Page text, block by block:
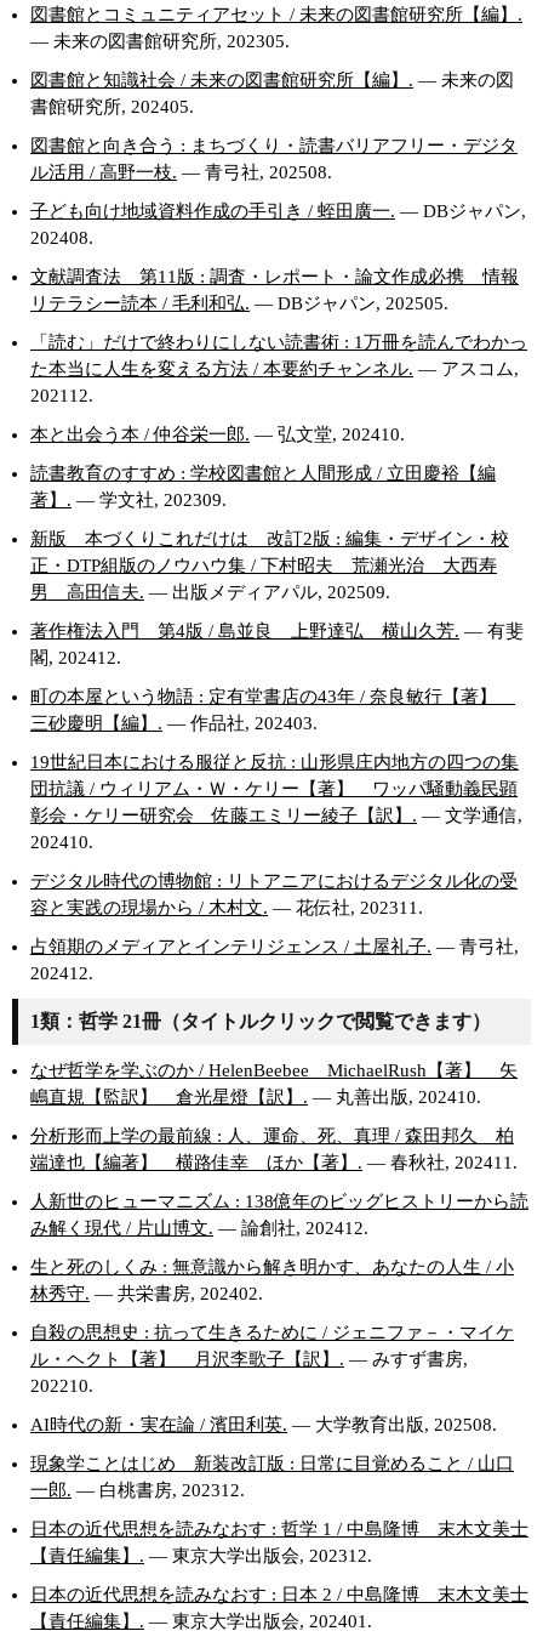
図書館とコミュニティアセット / 未来の図書館研究所【編】.
— 未来の図書館研究所, 202305.
図書館と知識社会 / 未来の図書館研究所【編】. — 未来の図
書館研究所, 202405.
図書館と向き合う : まちづくり・読書バリアフリー・デジタ
ル活用 / 高野一枝. — 青弓社, 202508.
子ども向け地域資料作成の手引き / 蛭田廣一. — DBジャパン,
202408.
文献調査法 第11版 : 調査・レポート・論文作成必携 情報
リテラシー読本 / 毛利和弘. — DBジャパン, 202505.
「読む」だけで終わりにしない読書術 : 1万冊を読んでわかっ
た本当に人生を変える方法 / 本要約チャンネル. — アスコム,
202112.
本と出会う本 / 仲谷栄一郎. — 弘文堂, 202410.
読書教育のすすめ : 学校図書館と人間形成 / 立田慶裕【編
著】. — 学文社, 202309.
新版 本づくりこれだけは 改訂2版 : 編集・デザイン・校
正・DTP組版のノウハウ集 / 下村昭夫 荒瀬光治 大西寿
男 高田信夫. — 出版メディアパル, 202509.
著作権法入門 第4版 / 島並良 上野達弘 横山久芳. — 有斐
閣, 202412.
町の本屋という物語 : 定有堂書店の43年 / 奈良敏行【著】
三砂慶明【編】. — 作品社, 202403.
19世紀日本における服従と反抗 : 山形県庄内地方の四つの集
団抗議 / ウィリアム・Ｗ・ケリー【著】 ワッパ騒動義民顕
彰会・ケリー研究会 佐藤エミリー綾子【訳】. — 文学通信,
202410.
デジタル時代の博物館 : リトアニアにおけるデジタル化の受
容と実践の現場から / 木村文. — 花伝社, 202311.
占領期のメディアとインテリジェンス / 土屋礼子. — 青弓社,
202412.
1類：哲学 21冊（タイトルクリックで閲覧できます）
なぜ哲学を学ぶのか / HelenBeebee MichaelRush【著】 矢
嶋直規【監訳】 倉光星燈【訳】. — 丸善出版, 202410.
分析形而上学の最前線 : 人、運命、死、真理 / 森田邦久 柏
端達也【編著】 横路佳幸 ほか【著】. — 春秋社, 202411.
人新世のヒューマニズム : 138億年のビッグヒストリーから読
み解く現代 / 片山博文. — 論創社, 202412.
生と死のしくみ : 無意識から解き明かす、あなたの人生 / 小
林秀守. — 共栄書房, 202402.
自殺の思想史 : 抗って生きるために / ジェニファ－・マイケ
ル・ヘクト【著】 月沢李歌子【訳】. — みすず書房,
202210.
AI時代の新・実在論 / 濱田利英. — 大学教育出版, 202508.
現象学ことはじめ 新装改訂版 : 日常に目覚めること / 山口
一郎. — 白桃書房, 202312.
日本の近代思想を読みなおす : 哲学 1 / 中島隆博 末木文美士
【責任編集】. — 東京大学出版会, 202312.
日本の近代思想を読みなおす : 日本 2 / 中島隆博 末木文美士
【責任編集】. — 東京大学出版会, 202401.